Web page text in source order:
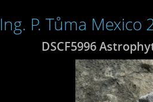
Ing. P. Tůma Mexico
DSCF5996